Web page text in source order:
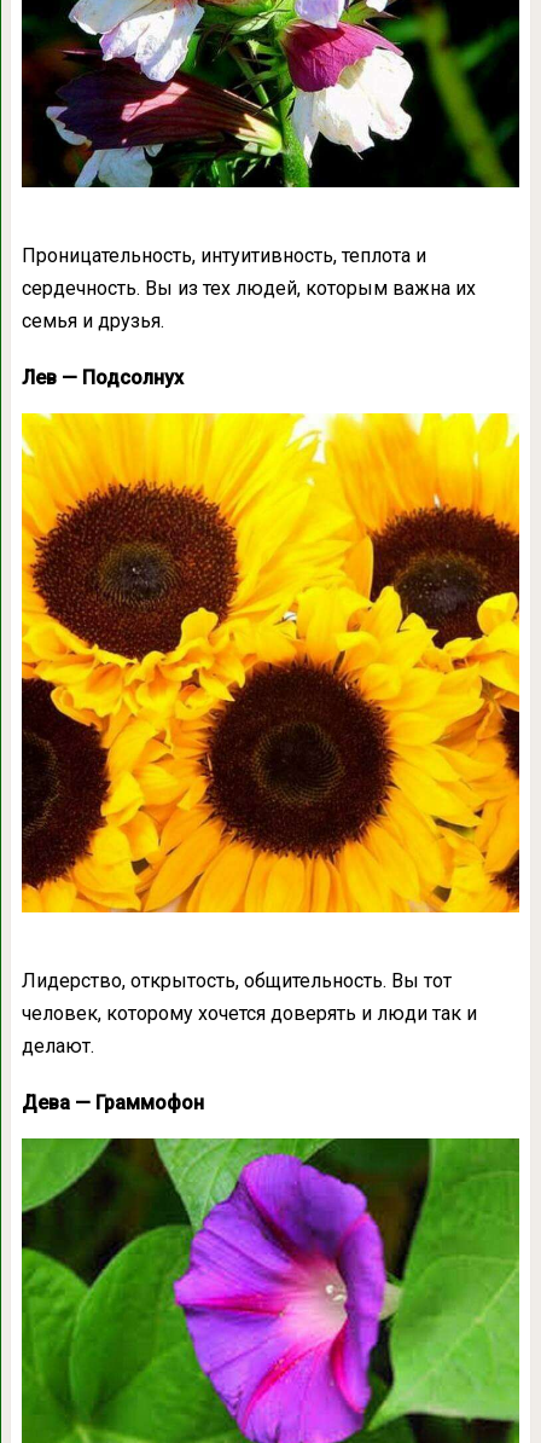
Проницательность, интуитивность, теплота и
сердечность. Вы из тех людей, которым важна их
семья и друзья.
Лев — Подсолнух
Лидерство, открытость, общительность. Вы тот
человек, которому хочется доверять и люди так и
делают.
Дева — Граммофон